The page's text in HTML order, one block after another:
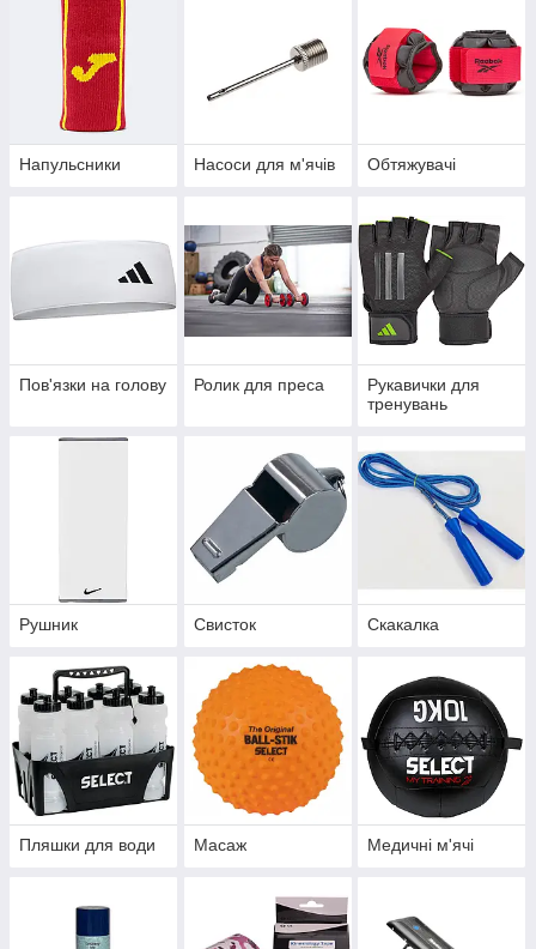
Напульсники Насоси для м'ячів Обтяжувачі
Пов'язки на голову Ролик для преса
Рукавички для
тренувань
Рушник Свисток Скакалка
Пляшки для води Масаж Медичні м'ячі